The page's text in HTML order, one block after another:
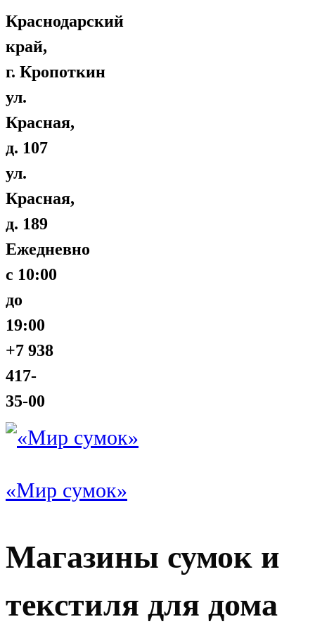
Краснодарский
край,
г. Кропоткин
ул.
Красная,
д. 107
ул.
Красная,
д. 189
Ежедневно
с 10:00
до
19:00
+7 938
417-
35-00
«Мир сумок»
Магазины сумок и
текстиля для дома